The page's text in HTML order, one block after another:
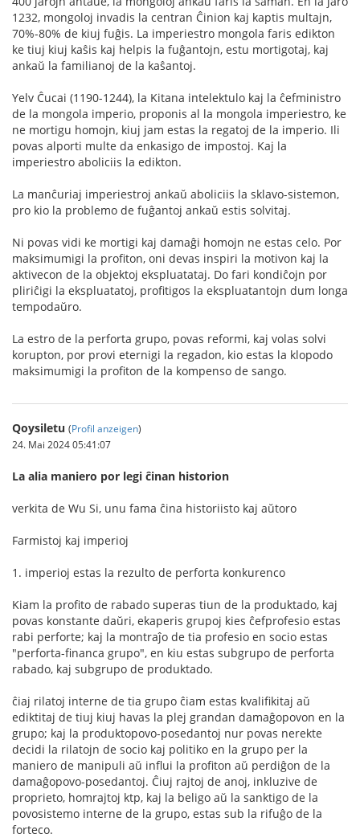
1232, mongoloj invadis la centran Ĉinion kaj kaptis multajn,
70%-80% de kiuj fuĝis. La imperiestro mongola faris edikton
ke tiuj kiuj kaŝis kaj helpis la fuĝantojn, estu mortigotaj, kaj
ankaŭ la familianoj de la kaŝantoj.
Yelv Ĉucai (1190-1244), la Kitana intelektulo kaj la ĉefministro
de la mongola imperio, proponis al la mongola imperiestro, ke
ne mortigu homojn, kiuj jam estas la regatoj de la imperio. Ili
povas alporti multe da enkasigo de impostoj. Kaj la
imperiestro aboliciis la edikton.
La manĉuriaj imperiestroj ankaŭ aboliciis la sklavo-sistemon,
pro kio la problemo de fuĝantoj ankaŭ estis solvitaj.
Ni povas vidi ke mortigi kaj damaĝi homojn ne estas celo. Por
maksimumigi la profiton, oni devas inspiri la motivon kaj la
aktivecon de la objektoj ekspluatataj. Do fari kondiĉojn por
pliriĉigi la ekspluatatoj, profitigos la ekspluatantojn dum longa
tempodaŭro.
La estro de la perforta grupo, povas reformi, kaj volas solvi
korupton, por provi eternigi la regadon, kio estas la klopodo
maksimumigi la profiton de la kompenso de sango.
Qoysiletu (Profil anzeigen)
24. Mai 2024 05:41:07
La alia maniero por legi ĉinan historion
verkita de Wu Si, unu fama ĉina historiisto kaj aŭtoro
Farmistoj kaj imperioj
1. imperioj estas la rezulto de perforta konkurenco
Kiam la profito de rabado superas tiun de la produktado, kaj
povas konstante daŭri, ekaperis grupoj kies ĉefprofesio estas
rabi perforte; kaj la montraĵo de tia profesio en socio estas
"perforta-financa grupo", en kiu estas subgrupo de perforta
rabado, kaj subgrupo de produktado.
ĉiaj rilatoj interne de tia grupo ĉiam estas kvalifikitaj aŭ
ediktitaj de tiuj kiuj havas la plej grandan damaĝopovon en la
grupo; kaj la produktopovo-posedantoj nur povas nerekte
decidi la rilatojn de socio kaj politiko en la grupo per la
maniero de manipuli aŭ influi la profiton aŭ perdiĝon de la
damaĝopovo-posedantoj. Ĉiuj rajtoj de anoj, inkluzive de
proprieto, homrajtoj ktp, kaj la beligo aŭ la sanktigo de la
povosistemo interne de la grupo, estas sub la rifuĝo de la
forteco.